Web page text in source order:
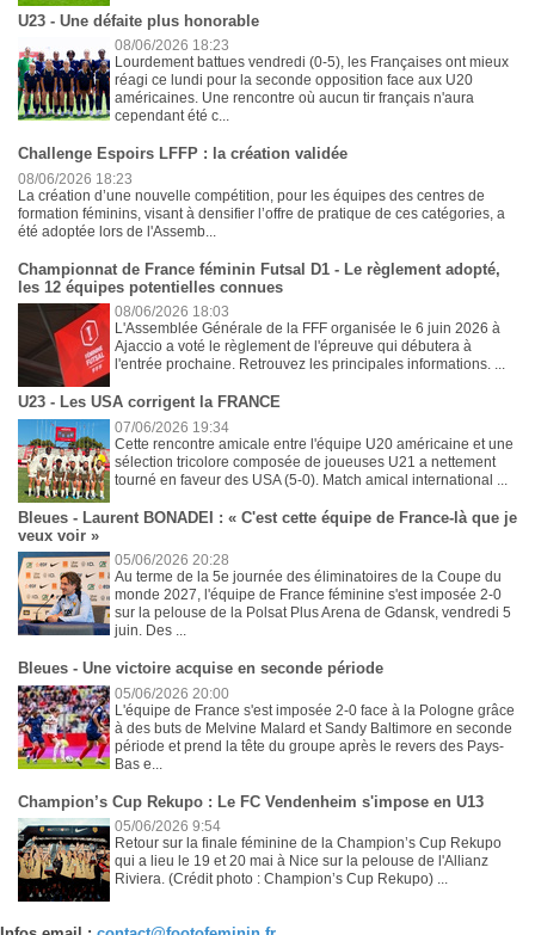
U23 - Une défaite plus honorable
08/06/2026 18:23
Lourdement battues vendredi (0-5), les Françaises ont mieux
réagi ce lundi pour la seconde opposition face aux U20
américaines. Une rencontre où aucun tir français n'aura
cependant été c...
Challenge Espoirs LFFP : la création validée
08/06/2026 18:23
La création d’une nouvelle compétition, pour les équipes des centres de
formation féminins, visant à densifier l’offre de pratique de ces catégories, a
été adoptée lors de l'Assemb...
Championnat de France féminin Futsal D1 - Le règlement adopté,
les 12 équipes potentielles connues
08/06/2026 18:03
L'Assemblée Générale de la FFF organisée le 6 juin 2026 à
Ajaccio a voté le règlement de l'épreuve qui débutera à
l'entrée prochaine. Retrouvez les principales informations. ...
U23 - Les USA corrigent la FRANCE
07/06/2026 19:34
Cette rencontre amicale entre l'équipe U20 américaine et une
sélection tricolore composée de joueuses U21 a nettement
tourné en faveur des USA (5-0). Match amical international ...
Bleues - Laurent BONADEI : « C'est cette équipe de France-là que je
veux voir »
05/06/2026 20:28
Au terme de la 5e journée des éliminatoires de la Coupe du
monde 2027, l'équipe de France féminine s'est imposée 2-0
sur la pelouse de la Polsat Plus Arena de Gdansk, vendredi 5
juin. Des ...
Bleues - Une victoire acquise en seconde période
05/06/2026 20:00
L'équipe de France s'est imposée 2-0 face à la Pologne grâce
à des buts de Melvine Malard et Sandy Baltimore en seconde
période et prend la tête du groupe après le revers des Pays-
Bas e...
Champion’s Cup Rekupo : Le FC Vendenheim s'impose en U13
05/06/2026 9:54
Retour sur la finale féminine de la Champion’s Cup Rekupo
qui a lieu le 19 et 20 mai à Nice sur la pelouse de l'Allianz
Riviera. (Crédit photo : Champion’s Cup Rekupo) ...